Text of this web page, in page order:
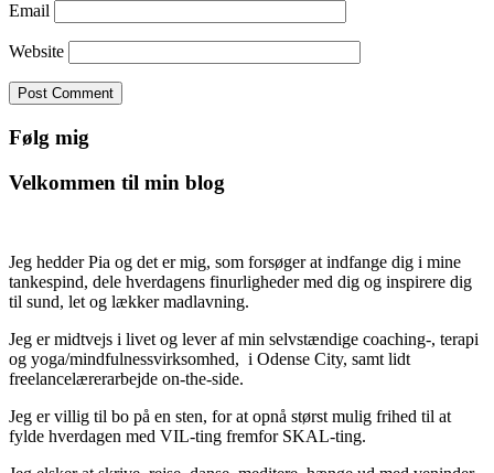
Email
Website
Følg mig
Velkommen til min blog
Jeg hedder Pia og det er mig, som forsøger at indfange dig i mine
tankespind, dele hverdagens finurligheder med dig og inspirere dig
til sund, let og lækker madlavning.
Jeg er midtvejs i livet og lever af min selvstændige coaching-, terapi
og yoga/mindfulnessvirksomhed, i Odense City, samt lidt
freelancelærerarbejde on-the-side.
Jeg er villig til bo på en sten, for at opnå størst mulig frihed til at
fylde hverdagen med VIL-ting fremfor SKAL-ting.